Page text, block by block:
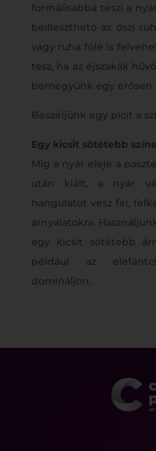
formálisabbá teszi a
beilleszthető az őszi
vagy ruha fölé is
tesz, ha az éjszakák
bemegyünk egy
Beszéljünk egy picit a
Egy kicsit sötétebb
Míg a nyár eleje a
után kiált, a nyár
hangulatot vesz fel,
árnyalatokra.
egy kicsit sötétebb
például az
domináljon.